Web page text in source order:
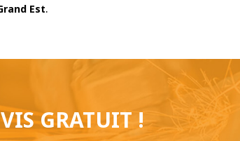
Est.
GRATUIT !